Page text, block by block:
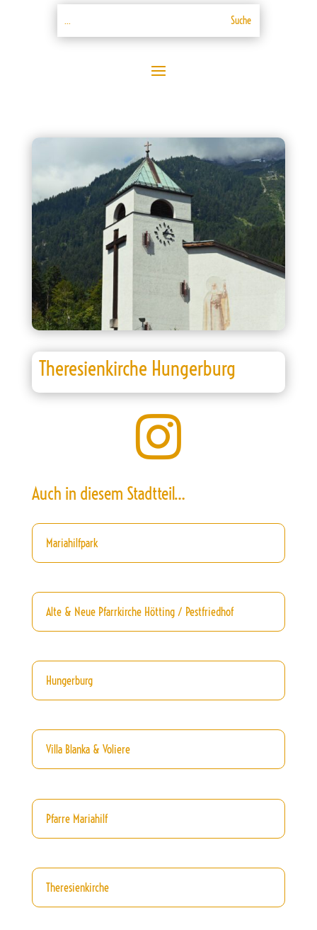
Theresienkirche Hungerburg

Auch in diesem Stadtteil…
Mariahilfpark
Alte & Neue Pfarrkirche Hötting / Pestfriedhof
Hungerburg
Villa Blanka & Voliere
Pfarre Mariahilf
Theresienkirche